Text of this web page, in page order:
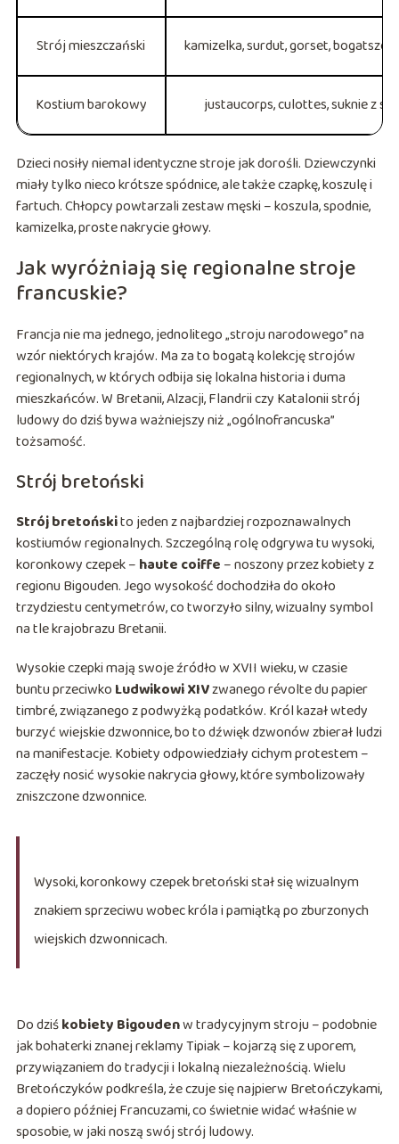
Strój mieszczański kamizelka, surdut, gorset, bogatsze
Kostium barokowy justaucorps, culottes, suknie z
Dzieci nosiły niemal identyczne stroje jak dorośli. Dziewczynki
miały tylko nieco krótsze spódnice, ale także czapkę, koszulę i
fartuch. Chłopcy powtarzali zestaw męski – koszula, spodnie,
kamizelka, proste nakrycie głowy.
Jak wyróżniają się regionalne stroje
francuskie?
Francja nie ma jednego, jednolitego „stroju narodowego” na
wzór niektórych krajów. Ma za to bogatą kolekcję strojów
regionalnych, w których odbija się lokalna historia i duma
mieszkańców. W Bretanii, Alzacji, Flandrii czy Katalonii strój
ludowy do dziś bywa ważniejszy niż „ogólnofrancuska”
tożsamość.
Strój bretoński
Strój bretońskito jeden z najbardziej rozpoznawalnych
kostiumów regionalnych. Szczególną rolę odgrywa tu wysoki,
koronkowy czepek – haute coiffe – noszony przez kobiety z
regionu Bigouden. Jego wysokość dochodziła do około
trzydziestu centymetrów, co tworzyło silny, wizualny symbol
na tle krajobrazu Bretanii.
Wysokie czepki mają swoje źródło w XVII wieku, w czasie
buntu przeciwko Ludwikowi XIVzwanegorévolte du papier
timbré, związanego z podwyżką podatków. Król kazał wtedy
burzyć wiejskie dzwonnice, bo to dźwięk dzwonów zbierał ludzi
na manifestacje. Kobiety odpowiedziały cichym protestem –
zaczęły nosić wysokie nakrycia głowy, które symbolizowały
zniszczone dzwonnice.
Wysoki, koronkowy czepek bretoński stał się wizualnym
znakiem sprzeciwu wobec króla i pamiątką po zburzonych
wiejskich dzwonnicach.
Do dziśkobiety Bigoudenw tradycyjnym stroju – podobnie
jak bohaterki znanej reklamy Tipiak – kojarzą się z uporem,
przywiązaniem do tradycji i lokalną niezależnością. Wielu
Bretończyków podkreśla, że czuje się najpierw Bretończykami,
a dopiero później Francuzami, co świetnie widać właśnie w
sposobie, w jaki noszą swój strój ludowy.